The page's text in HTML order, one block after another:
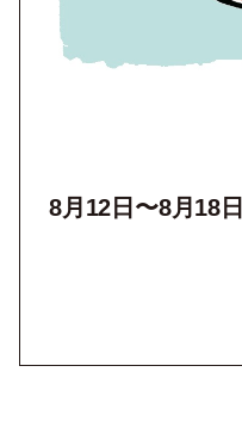
8月12 日〜8月18